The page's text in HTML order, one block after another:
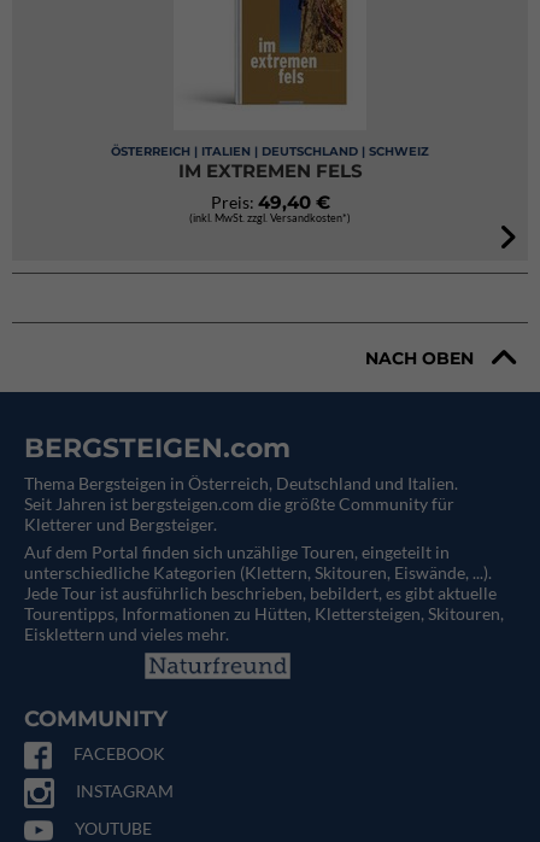
ÖSTERREICH | ITALIEN | DEUTSCHLAND | SCHWEIZ
IM EXTREMEN FELS
Preis: 49,40 €
(inkl. MwSt. zzgl. Versandkosten*)
NACH OBEN
BERGSTEIGEN.com
Thema Bergsteigen in Österreich, Deutschland und Italien.
Seit Jahren ist bergsteigen.com die größte Community für
Kletterer und Bergsteiger.
Auf dem Portal finden sich unzählige Touren, eingeteilt in
unterschiedliche Kategorien (Klettern, Skitouren, Eiswände, ...).
Jede Tour ist ausführlich beschrieben, bebildert, es gibt aktuelle
Tourentipps, Informationen zu Hütten, Klettersteigen, Skitouren,
Eisklettern und vieles mehr.
COMMUNITY
FACEBOOK
INSTAGRAM
YOUTUBE